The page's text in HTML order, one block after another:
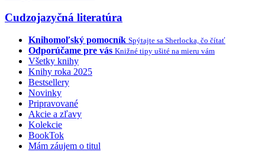
Cudzojazyčná literatúra
Knihomoľský pomocník Spýtajte sa Sherlocka, čo čítať
Odporúčame pre vás Knižné tipy ušité na mieru vám
Všetky knihy
Knihy roka 2025
Bestsellery
Novinky
Pripravované
Akcie a zľavy
Kolekcie
BookTok
Mám záujem o titul